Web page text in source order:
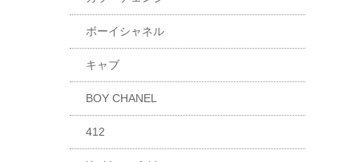
ボーイシャネル
キャブ
BOY CHANEL
412